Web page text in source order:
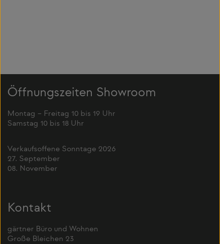
Öffnungszeiten Showroom
Montag – Freitag 10 bis 19 Uhr
Samstag 10 bis 18 Uhr
Verkaufsoffene Sonntage 2026
27. September
08. November
Kontakt
gärtner Büro und Wohnen
Große Bleichen 23